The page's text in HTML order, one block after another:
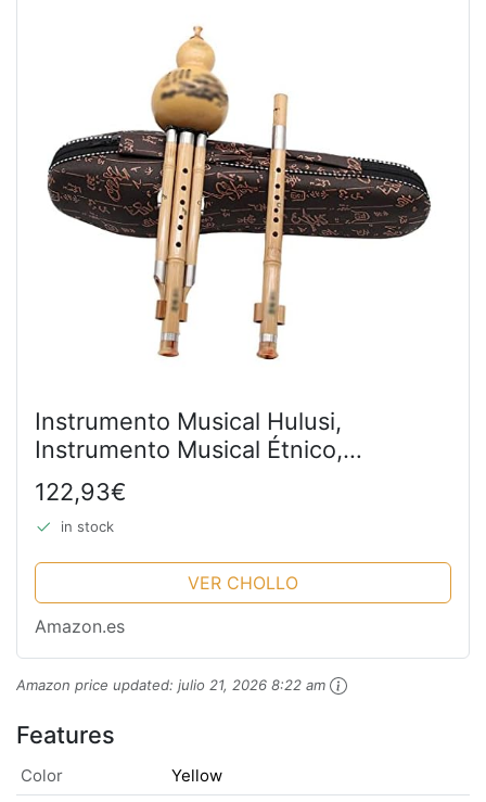
Instrumento Musical Hulusi,
Instrumento Musical Étnico,
Instrumento De Viento De Madera
Chino Tradicional, Amante De La
Música para Principiantes (Color :...
122,93€
in stock
VER CHOLLO
Amazon.es
Amazon price updated: julio 21, 2026 8:22 am
Features
Color
Yellow